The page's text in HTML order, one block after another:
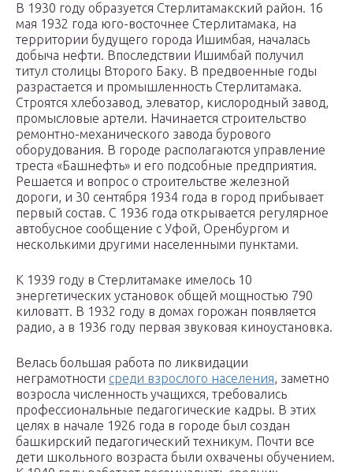
В 1930 году образуется Стерлитамакский район. 16
мая 1932 года юго-восточнее Стерлитамака, на
территории будущего города Ишимбая, началась
добыча нефти. Впоследствии Ишимбай получил
титул столицы Второго Баку. В предвоенные годы
разрастается и промышленность Стерлитамака.
Строятся хлебозавод, элеватор, кислородный завод,
промысловые артели. Начинается строительство
ремонтно-механического завода бурового
оборудования. В городе располагаются управление
треста «Башнефть» и его подсобные предприятия.
Решается и вопрос о строительстве железной
дороги, и 30 сентября 1934 года в город прибывает
первый состав. С 1936 года открывается регулярное
автобусное сообщение с Уфой, Оренбургом и
несколькими другими населенными пунктами.
К 1939 году в Стерлитамаке имелось 10
энергетических установок общей мощностью 790
киловатт. В 1932 году в домах горожан появляется
радио, а в 1936 году первая звуковая киноустановка.
Велась большая работа по ликвидации
неграмотности среди взрослого населения, заметно
возросла численность учащихся, требовались
профессиональные педагогические кадры. В этих
целях в начале 1926 года в городе был создан
башкирский педагогический техникум. Почти все
дети школьного возраста были охвачены обучением.